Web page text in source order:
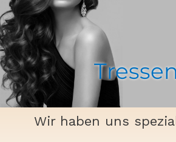
Tressen
Wir haben uns